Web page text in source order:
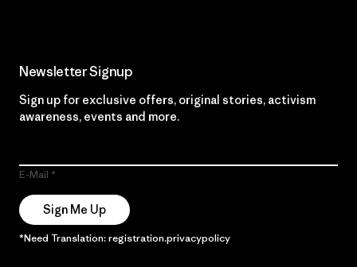
Newsletter Signup
Sign up for exclusive offers, original stories, activism
awareness, events and more.
E-Mail
Sign Me Up
*Need Translation: registration.privacypolicy